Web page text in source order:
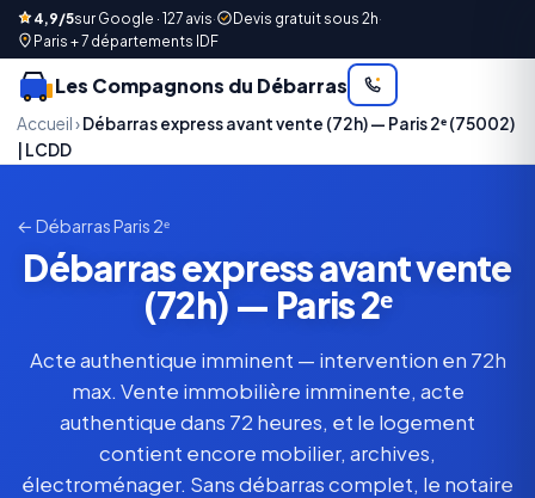
4,9/5sur Google · 127 avis· Devis gratuit sous 2h·
Paris + 7 départements IDF
Les Compagnons du Débarras
Accueil› Débarras express avant vente (72h) — Paris 2ᵉ (75002)
| LCDD
← Débarras Paris 2ᵉ
Débarras express avant vente
(72h) — Paris 2ᵉ
Acte authentique imminent — intervention en 72h
max. Vente immobilière imminente, acte
authentique dans 72 heures, et le logement
contient encore mobilier, archives,
électroménager. Sans débarras complet, le notaire